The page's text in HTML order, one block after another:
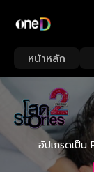
หน้าหลัก
อัปเกรดเป็น